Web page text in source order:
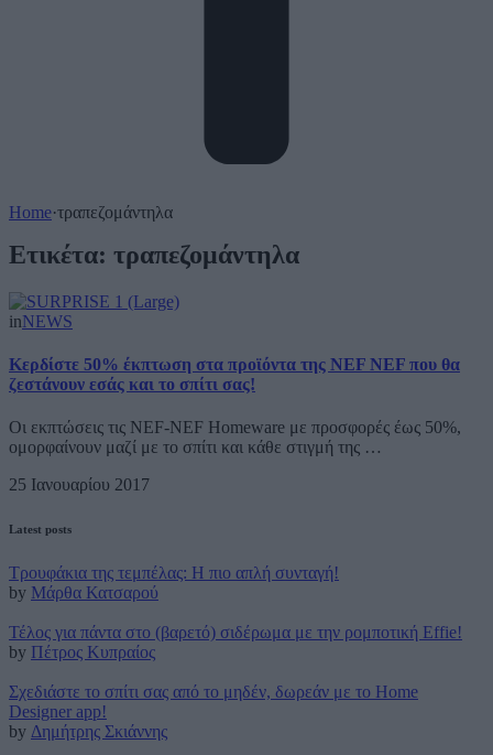
Home·τραπεζομάντηλα
Ετικέτα: τραπεζομάντηλα
inNEWS
Κερδίστε 50% έκπτωση στα προϊόντα της NEF NEF που θα
ζεστάνουν εσάς και το σπίτι σας!
Οι εκπτώσεις τις NEF-NEF Homeware με προσφορές έως 50%,
ομορφαίνουν μαζί με το σπίτι και κάθε στιγμή της …
25 Ιανουαρίου 2017
Latest posts
Τρουφάκια της τεμπέλας: Η πιο απλή συνταγή!
by Μάρθα Κατσαρού
Τέλος για πάντα στο (βαρετό) σιδέρωμα με την ρομποτική Effie!
by Πέτρος Κυπραίος
Σχεδιάστε το σπίτι σας από το μηδέν, δωρεάν με το Home
Designer app!
by Δημήτρης Σκιάννης